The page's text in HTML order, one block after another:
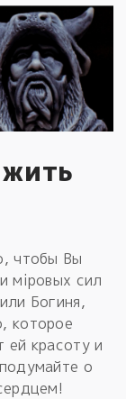
чтобы Вы
мiровых сил
Богиня,
которое
ей красоту и
о